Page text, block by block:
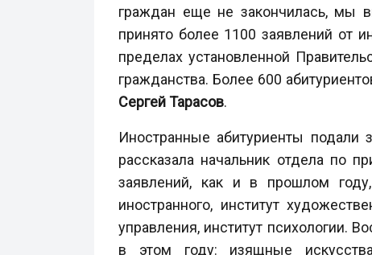
граждан еще не закончилась, мы
принято более 1100 заявлений от
пределах установленной
гражданства. Более 600
Сергей Тарасов.
Иностранные абитуриенты подали
рассказала начальник отдела по
заявлений, как и в прошлом году,
иностранного, институт
управления, институт психологии.
в этом году: изящные